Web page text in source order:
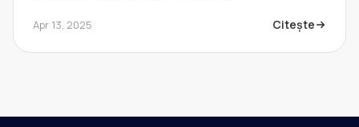
Apr 13, 2025 Citește